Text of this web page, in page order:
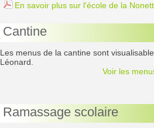
En savoir plus sur l'école de la
Cantine
Les menus de la cantine sont
Léonard.
Voir les
Ramassage scolaire